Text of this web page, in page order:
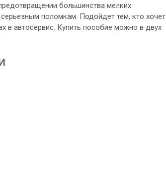
большинства мелких
поломкам. Подойдет тем, кто хочет
в автосервис. Купить пособие можно в двух